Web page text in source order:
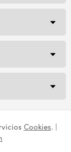
Cookies. |